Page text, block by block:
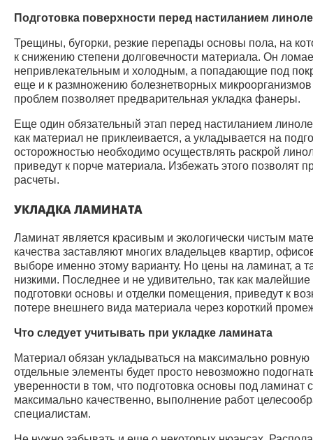
Подготовка поверхности перед настиланием
Трещины, бугорки, резкие перепады основы пола, на
к снижению степени долговечности материала. Он
непривлекательным и холодным, а попадающие под
еще и к размножению болезнетворных
проблем позволяет предварительная укладка фанеры.
Еще один обязательный этап перед настиланием
как материал не приклеивается, а укладывается на
осторожностью необходимо осуществлять раскрой
приведут к порче материала. Избежать этого позволят
расчеты.
УКЛАДКА ЛАМИНАТА
Ламинат является красивым и экологически чистым
качества заставляют многих владельцев квартир,
выборе именно этому варианту. Но цены на ламинат, а
низкими. Последнее и не удивительно, так как
подготовки основы и отделки помещения, приведут к
потере внешнего вида материала через короткий
Что следует учитывать при укладке ламината
Материал обязан укладываться на максимально
отдельные элементы будет просто невозможно
уверенности в том, что подготовка основы под ламинат
максимально качественно, выполнение работ
специалистам.